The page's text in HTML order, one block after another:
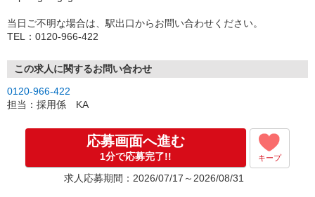
４．選考通過者は職場見学
（見学してから最終決断でOK）
６．勤務開始
ご応募から1週間で勤務開始も可能です。
当日ご不明な場合は、駅出口からお問い合わせください。
TEL：0120-966-422
この求人に関するお問い合わせ
0120-966-422
担当：採用係 KA
応募画面へ進む
1分で応募完了!! キープ
求人応募期間：2026/07/17～2026/08/31